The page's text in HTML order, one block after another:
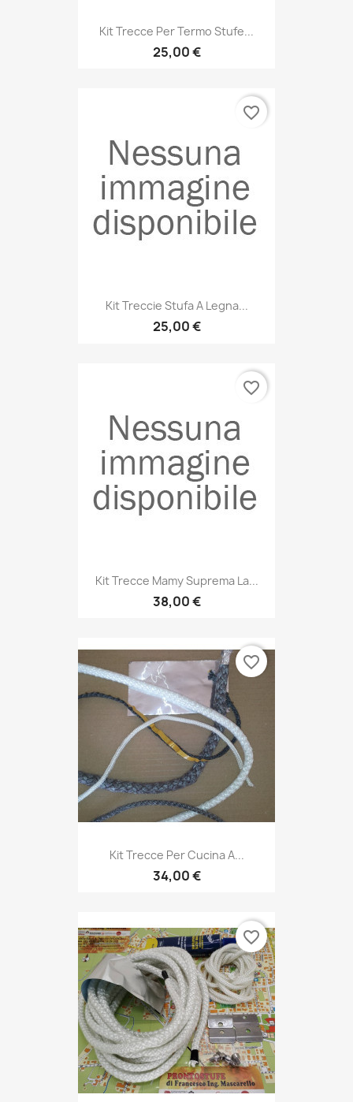
Kit Trecce Per Termo Stufe...
25,00 €
Kit Treccie Stufa A Legna...
25,00 €
favorite_border
Kit Trecce Mamy Suprema La...
38,00 €
favorite_border
Kit Trecce Per Cucina A...
34,00 €
favorite_border
favorite_border